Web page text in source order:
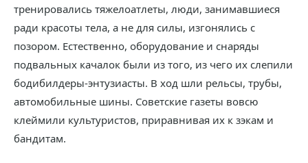
тренировались тяжелоатлеты, люди, занимавшиеся
ради красоты тела, а не для силы, изгонялись с
позором. Естественно, оборудование и снаряды
подвальных качалок были из того, из чего их слепили
бодибилдеры-энтузиасты. В ход шли рельсы, трубы,
автомобильные шины. Советские газеты вовсю
клеймили культуристов, приравнивая их к зэкам и
бандитам.